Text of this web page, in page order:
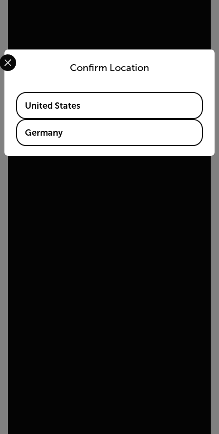
Confirm Location
Select your preferred country and language from the
Available Locations
United States
Germany